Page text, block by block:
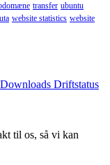
transfer ubuntu
website statistics website
Downloads Driftstatus
til os, så vi kan